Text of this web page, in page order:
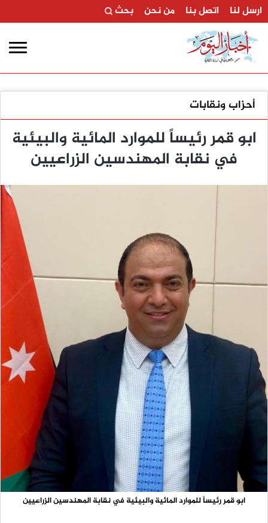
ارسل لنا اتصل بنا من نحن بحث
أحزاب ونقابات
ابو قمر رئيساً للموارد المائية والبيئية
في نقابة المهندسين الزراعيين
ابو قمر رئيساً للموارد المائية والبيئية في نقابة المهندسين الزراعيين